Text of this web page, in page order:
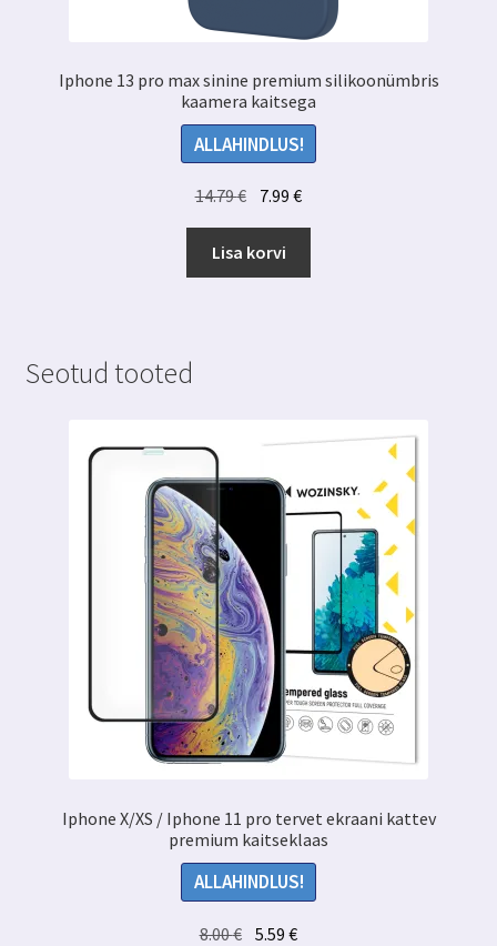
Iphone 13 pro max sinine premium silikoonümbris
kaamera kaitsega
ALLAHINDLUS!
14.79€ Algne
hind
oli:
14.79 €.
7.99€Praegune
hind
7.99 €.
Lisa korvi
Seotud tooted
Iphone X/XS / Iphone 11 pro tervet ekraani kattev
premium kaitseklaas
ALLAHINDLUS!
8.00€ Algne
5.59€Praegune